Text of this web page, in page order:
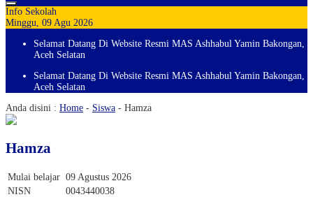
Info Sekolah
Minggu, 09 Agu 2026
Selamat Datang Di Website Resmi MAS Ashhabul Yamin Bakongan,
Aceh Selatan
Selamat Datang Di Website Resmi MAS Ashhabul Yamin Bakongan,
Aceh Selatan
Anda disini : Home - Siswa - Hamza
Hamza
Mulai belajar 09 Agustus 2026
NISN
0043440038